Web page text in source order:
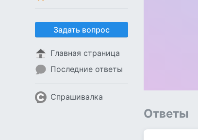
Задать вопрос
Главная страница
Последние ответы
Спрашивалка
Ответы